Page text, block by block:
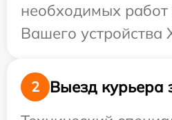
необходимых работ
Вашего устройства
2
Выезд курьера